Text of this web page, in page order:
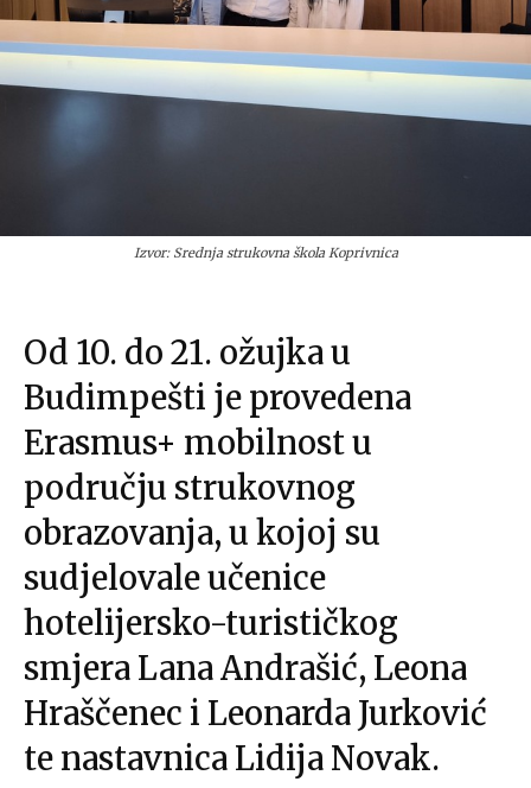
Izvor: Srednja strukovna škola Koprivnica
Od 10. do 21. ožujka u
Budimpešti je provedena
Erasmus+ mobilnost u
području strukovnog
obrazovanja, u kojoj su
sudjelovale učenice
hotelijersko-turističkog
smjera Lana Andrašić, Leona
Hraščenec i Leonarda Jurković
te nastavnica Lidija Novak.